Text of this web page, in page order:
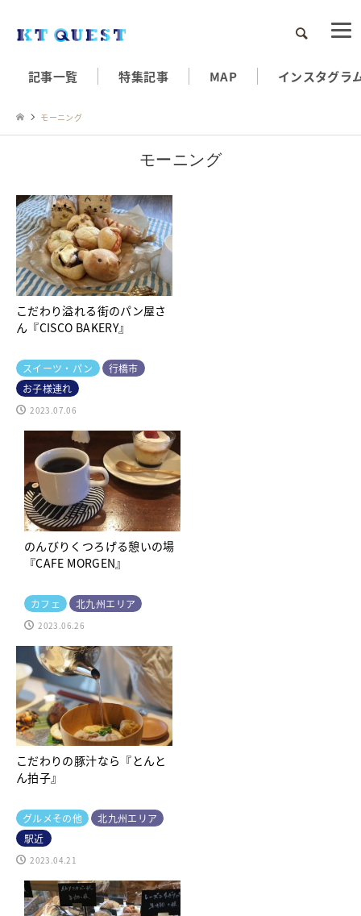
検索
記事一覧 特集記事 MAP インスタグラ
モーニング
モーニング
こだわり溢れる街のパン屋さ
ん『CISCO BAKERY』
スイーツ・パン
行橋市
お子様連れ
2023.07.06
のんびりくつろげる憩いの場
『CAFE MORGEN』
カフェ 北九州エリア
2023.06.26
こだわりの豚汁なら『とんと
ん拍子』
グルメその他
北九州エリア
駅近
2023.04.21